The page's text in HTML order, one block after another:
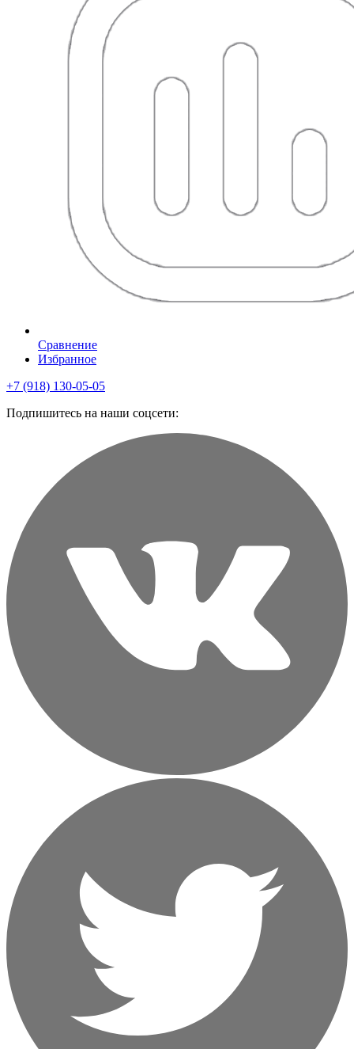
Сравнение
Избранное
+7 (918) 130-05-05
Подпишитесь на наши соцсети: